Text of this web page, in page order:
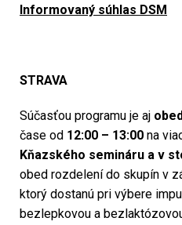
Informovaný súhlas DSM
STRAVA
Súčasťou programu je aj
čase od 12:00 – 13:00 na
Kňazského semináru a v
obed rozdelení do skupín v
ktorý dostanú pri výbere
bezlepkovou a